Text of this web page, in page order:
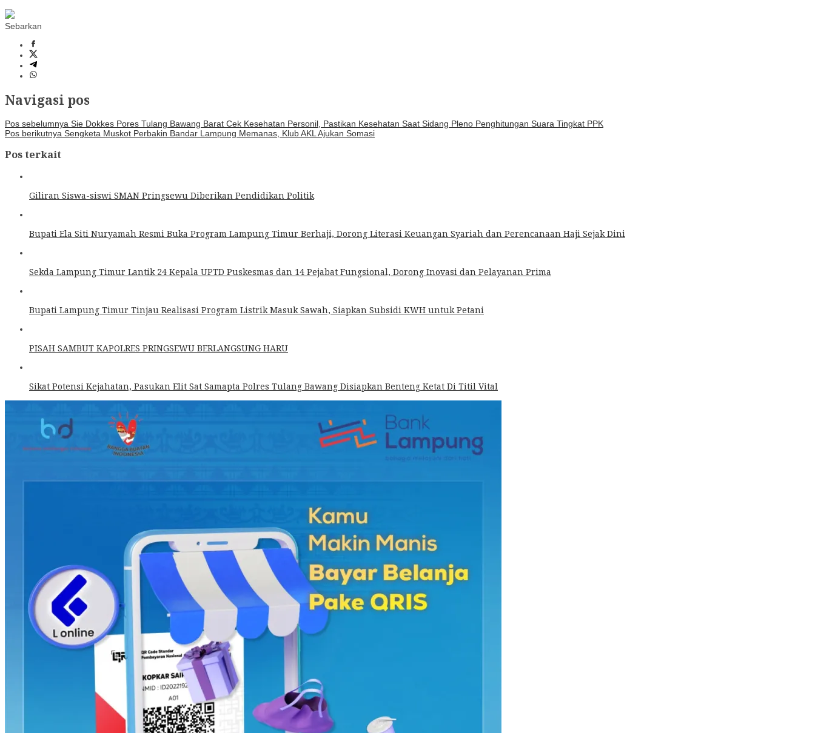
Sebarkan
Navigasi pos
Pos sebelumnya Sie Dokkes Pores Tulang Bawang Barat Cek Kesehatan Personil, Pastikan Kesehatan Saat Sidang Pleno Penghitungan Suara Tingkat PPK
Pos berikutnya Sengketa Muskot Perbakin Bandar Lampung Memanas, Klub AKL Ajukan Somasi
Pos terkait
Giliran Siswa-siswi SMAN Pringsewu Diberikan Pendidikan Politik
Bupati Ela Siti Nuryamah Resmi Buka Program Lampung Timur Berhaji, Dorong Literasi Keuangan Syariah dan Perencanaan Haji Sejak Dini
Sekda Lampung Timur Lantik 24 Kepala UPTD Puskesmas dan 14 Pejabat Fungsional, Dorong Inovasi dan Pelayanan Prima
Bupati Lampung Timur Tinjau Realisasi Program Listrik Masuk Sawah, Siapkan Subsidi KWH untuk Petani
PISAH SAMBUT KAPOLRES PRINGSEWU BERLANGSUNG HARU
Sikat Potensi Kejahatan, Pasukan Elit Sat Samapta Polres Tulang Bawang Disiapkan Benteng Ketat Di Titil Vital